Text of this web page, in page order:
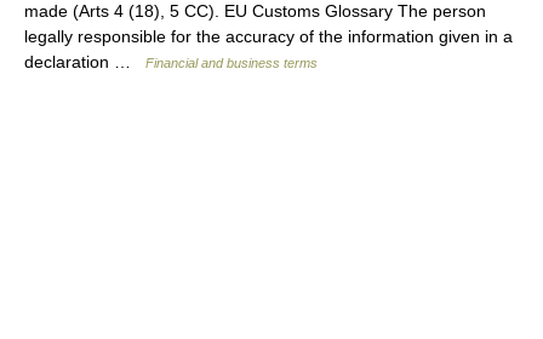
made (Arts 4 (18), 5 CC). EU Customs Glossary The person
legally responsible for the accuracy of the information given in a
declaration …
Financial and business terms